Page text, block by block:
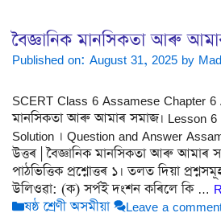
বৈজ্ঞানিক মানসিকতা আৰু
Published on: August 31, 2025 by
SCERT Class 6 Assamese Chapter 6
মানসিকতা আৰু আমাৰ সমাজ। Lesson 6
Solution । Question and Answer Assam
উত্তৰ | বৈজ্ঞানিক মানসিকতা আৰু আমাৰ
পাঠভিত্তিক প্ৰশ্নোত্তৰ ১। তলত দিয়া
উলিওৱা: (ক) সৰ্পই দংশন কৰিলে কি …
Categories
ষষ্ঠ শ্ৰেণী অসমীয়া Leave a